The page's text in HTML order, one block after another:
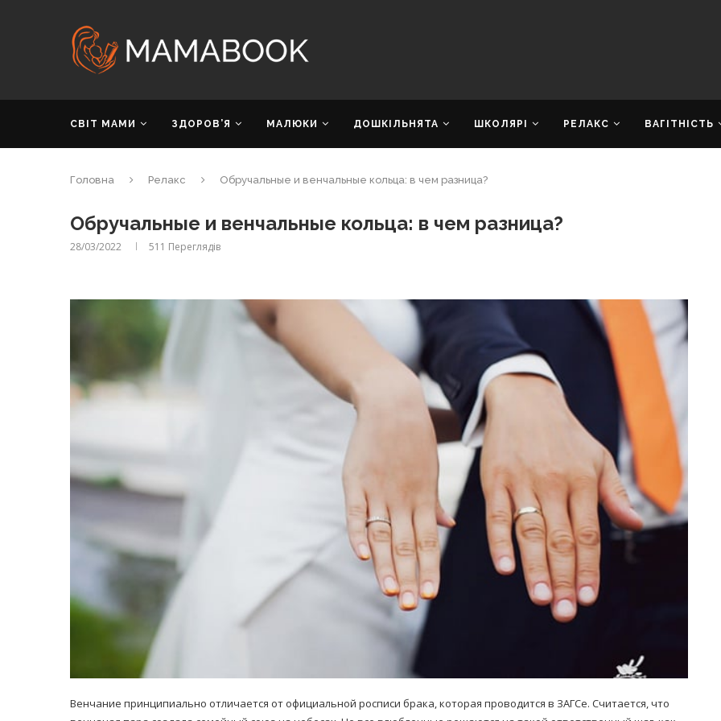
СВІТ МАМИ ЗДОРОВ’Я МАЛЮКИ ДОШКІЛЬНЯТА ШКОЛЯРІ РЕЛАКС ВАГІТНІСТЬ
Головна Релакс Обручальные и венчальные кольца: в чем разница?
Обручальные и венчальные кольца: в чем разница?
28/03/2022 511 Переглядів
Венчание принципиально отличается от официальной росписи брака, которая проводится в ЗАГСе. Считается, что
принимать
Лікарі назвали симптоми
коронавірусу в дітей
14/Бер/2020
Попробуйте рецепт
легендарного супа доктора
Моро, который без...
08/Січ/2021